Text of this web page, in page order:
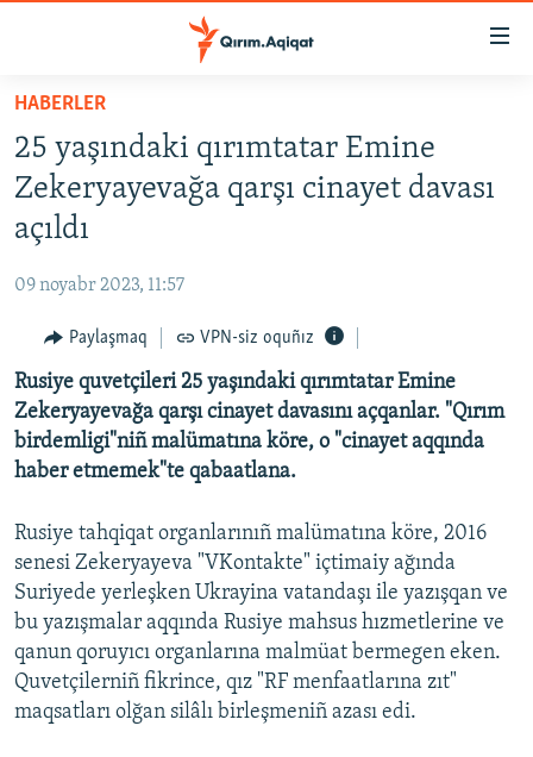
Esas
qaytmaq
Baş
navigatsiyağa
qaytmaq
Qıdıruvğa
qaytmaq
SİYASET
İQTİSADİYAT
MEDENİYET
İNSAN AQLARI
VİDEO
SÜRET
BLOGLAR
Русский
Українською
QOŞULIÑIZ!
HABERLER
25 yaşındaki qırımtatar Emine
Zekeryayevağa qarşı cinayet davası
açıldı
09 noyabr 2023, 11:57
Paylaşmaq VPN-siz oquñız
Rusiye quvetçileri 25 yaşındaki qırımtatar Emine
Zekeryayevağa qarşı cinayet davasını açqanlar. "Qırım
birdemligi"niñ malümatına köre, o "cinayet aqqında
haber etmemek"te qabaatlana.
Rusiye tahqiqat organlarınıñ malümatına köre, 2016
senesi Zekeryayeva "VKontakte" içtimaiy ağında
Suriyede yerleşken Ukrayina vatandaşı ile yazışqan ve
bu yazışmalar aqqında Rusiye mahsus hızmetlerine ve
qanun qoruyıcı organlarına malmüat bermegen eken.
Quvetçilerniñ fikrince, qız "RF menfaatlarına zıt"
maqsatları olğan silâlı birleşmeniñ azası edi.